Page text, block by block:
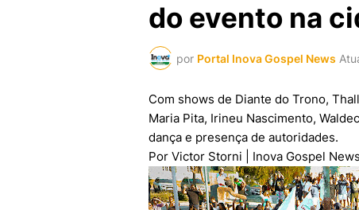
do evento na
por Portal Inova Gospel News
Com shows de Diante do Trono,
Maria Pita, Irineu Nascimento,
dança e presença de autoridades.
Por Victor Storni | Inova Gospel News